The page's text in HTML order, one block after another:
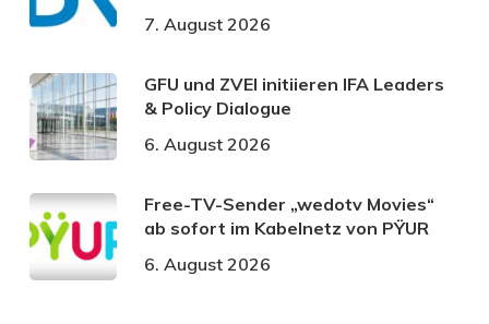
7. August 2026
GFU und ZVEI initiieren IFA Leaders
& Policy Dialogue
6. August 2026
Free-TV-Sender „wedotv Movies“
ab sofort im Kabelnetz von PŸUR
6. August 2026